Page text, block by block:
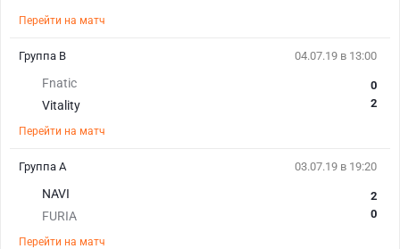
Перейти на матч
04.07.19 в 13:00
Fnatic
Vitality
0
2
Перейти на матч
Группа B
03.07.19 в 19:20
NAVI
FURIA
2
0
Перейти на матч
Группа A